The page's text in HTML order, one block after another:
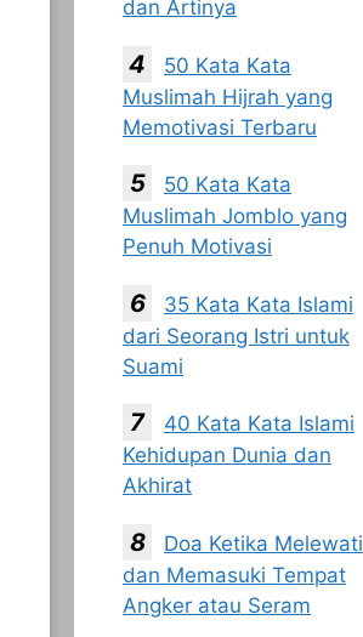
dan Artinya
50 Kata Kata
Muslimah Hijrah yang
Memotivasi Terbaru
50 Kata Kata
Muslimah Jomblo yang
Penuh Motivasi
35 Kata Kata Islami
dari Seorang Istri untuk
Suami
40 Kata Kata Islami
Kehidupan Dunia dan
Akhirat
Doa Ketika Melewati
dan Memasuki Tempat
Angker atau Seram